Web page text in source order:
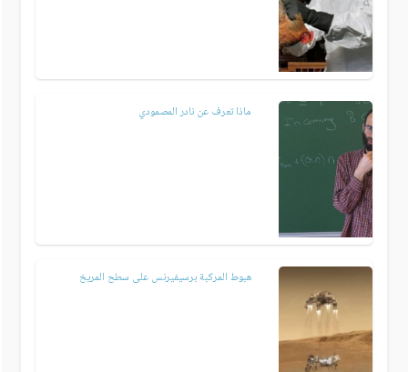
ماذا تعرف عن نادر المصمودي
هبوط المركبة برسيفيرنس على سطح المريخ